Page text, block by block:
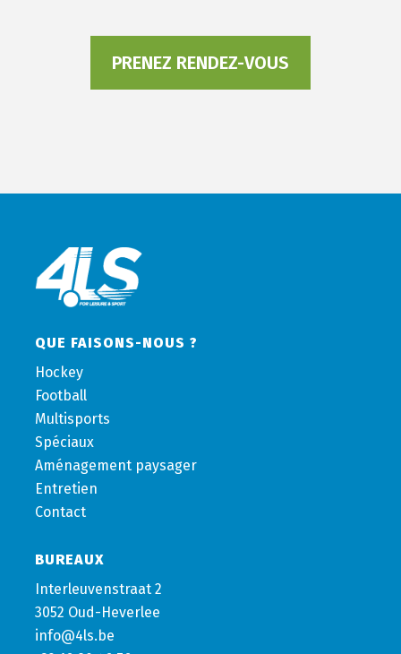
PRENEZ RENDEZ-VOUS
QUE FAISONS-NOUS ?
Hockey
Football
Multisports
Spéciaux
Aménagement paysager
Entretien
Contact
BUREAUX
Interleuvenstraat 2
3052 Oud-Heverlee
info@4ls.be